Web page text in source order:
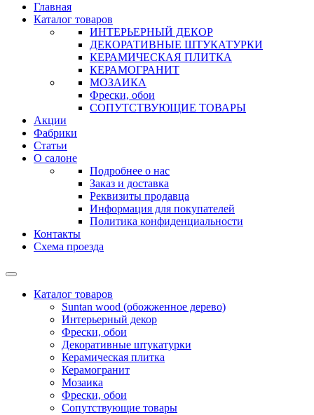
Главная
Каталог товаров
ИНТЕРЬЕРНЫЙ ДЕКОР
ДЕКОРАТИВНЫЕ ШТУКАТУРКИ
КЕРАМИЧЕСКАЯ ПЛИТКА
КЕРАМОГРАНИТ
МОЗАИКА
Фрески, обои
СОПУТСТВУЮЩИЕ ТОВАРЫ
Акции
Фабрики
Статьи
О салоне
Подробнее о нас
Заказ и доставка
Реквизиты продавца
Информация для покупателей
Политика конфиденциальности
Контакты
Схема проезда
Каталог товаров
Suntan wood (обожженное дерево)
Интерьерный декор
Фрески, обои
Декоративные штукатурки
Керамическая плитка
Керамогранит
Мозаика
Фрески, обои
Сопутствующие товары